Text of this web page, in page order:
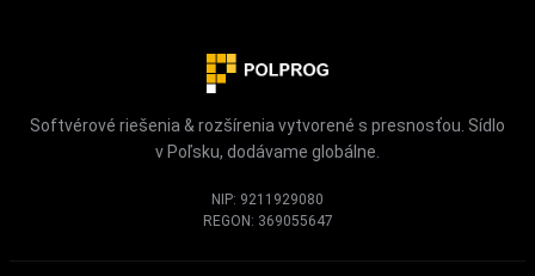
Softvérové riešenia & rozšírenia vytvorené s presnosťou. Sídlo
v Poľsku, dodávame globálne.
NIP: 9211929080
REGON: 369055647